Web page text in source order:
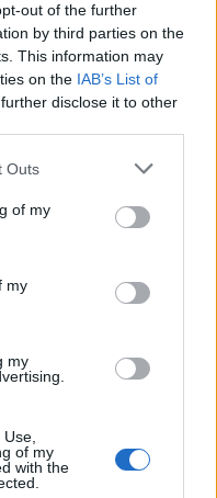
out of the further
by third parties on the
This information may
on the IAB’s List of
disclose it to other
Outs
of my
my
my
of my
with the